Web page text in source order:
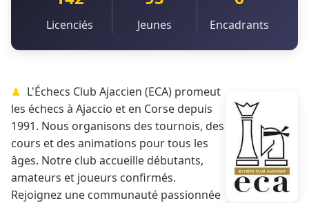
Licenciés Jeunes Encadrants
L'Échecs Club Ajaccien (ECA) promeut
les échecs à Ajaccio et en Corse depuis
1991. Nous organisons des tournois, des
cours et des animations pour tous les
âges. Notre club accueille débutants,
amateurs et joueurs confirmés.
Rejoignez une communauté passionnée